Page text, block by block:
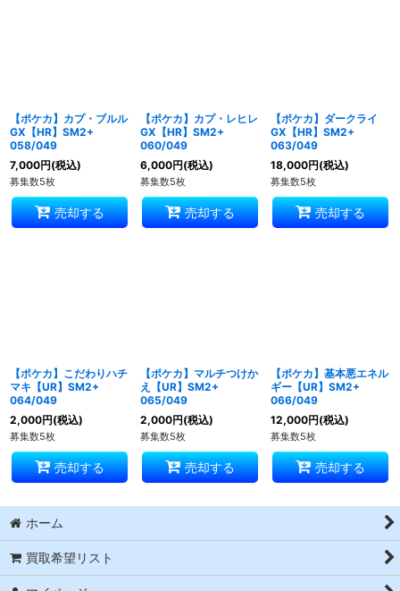
【ポケカ】カプ・ブルル
GX【HR】SM2+
058/049
7,000円(税込)
募集数5枚
売却する
【ポケカ】カプ・レヒレ
GX【HR】SM2+
060/049
6,000円(税込)
募集数5枚
売却する
【ポケカ】ダークライ
GX【HR】SM2+
063/049
18,000円(税込)
募集数5枚
売却する
【ポケカ】こだわりハチ
マキ【UR】SM2+
064/049
2,000円(税込)
募集数5枚
売却する
【ポケカ】マルチつけか
え【UR】SM2+
065/049
2,000円(税込)
募集数5枚
売却する
【ポケカ】基本悪エネル
ギー【UR】SM2+
066/049
12,000円(税込)
募集数5枚
売却する
ホーム
買取希望リスト